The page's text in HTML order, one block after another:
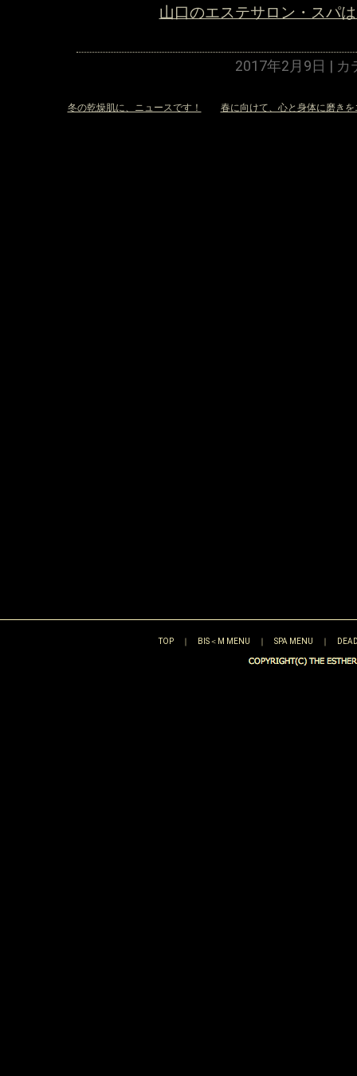
山口のエステサロン・スパ
2017年2月9日 | カ
冬の乾燥肌に、ニュースです！ 春に向けて、心と身体に磨き
TOP｜ BIS＜M MENU ｜ SPA MENU ｜